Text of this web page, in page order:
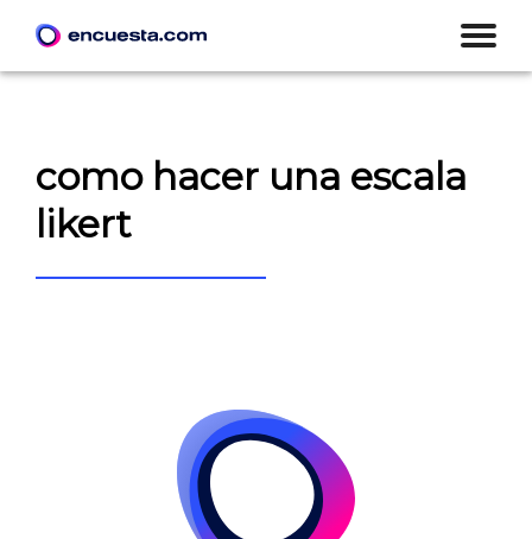
como hacer una escala
likert